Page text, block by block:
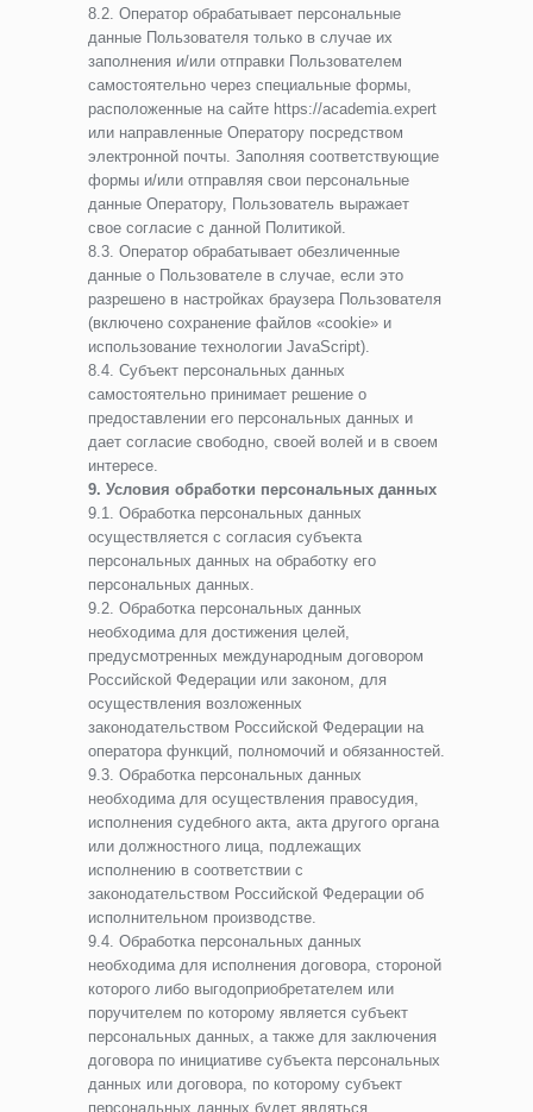
8.2. Оператор обрабатывает персональные
данные Пользователя только в случае их
заполнения и/или отправки Пользователем
самостоятельно через специальные формы,
расположенные на сайте https://academia.expert
или направленные Оператору посредством
электронной почты. Заполняя соответствующие
формы и/или отправляя свои персональные
данные Оператору, Пользователь выражает
свое согласие с данной Политикой.
8.3. Оператор обрабатывает обезличенные
данные о Пользователе в случае, если это
разрешено в настройках браузера Пользователя
(включено сохранение файлов «cookie» и
использование технологии JavaScript).
8.4. Субъект персональных данных
самостоятельно принимает решение о
предоставлении его персональных данных и
дает согласие свободно, своей волей и в своем
интересе.
9. Условия обработки персональных данных
9.1. Обработка персональных данных
осуществляется с согласия субъекта
персональных данных на обработку его
персональных данных.
9.2. Обработка персональных данных
необходима для достижения целей,
предусмотренных международным договором
Российской Федерации или законом, для
осуществления возложенных
законодательством Российской Федерации на
оператора функций, полномочий и обязанностей.
9.3. Обработка персональных данных
необходима для осуществления правосудия,
исполнения судебного акта, акта другого органа
или должностного лица, подлежащих
исполнению в соответствии с
законодательством Российской Федерации об
исполнительном производстве.
9.4. Обработка персональных данных
необходима для исполнения договора, стороной
которого либо выгодоприобретателем или
поручителем по которому является субъект
персональных данных, а также для заключения
договора по инициативе субъекта персональных
данных или договора, по которому субъект
персональных данных будет являться